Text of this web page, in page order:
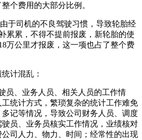
整个费用的大部分比例。
于司机的不良驾驶习惯，导致轮胎经
累累，不得不提前报废，新轮胎的使
万公里才报废，这一项也占了整个费
统计混乱：
员、业务人员、相关人员的工作情
统计方式，繁琐复杂的统计工作难免
记等情况，导致公司财务人员、调度
员、业务员核实工作情况，业绩核对
司人力、物力、时间；经常性的出现